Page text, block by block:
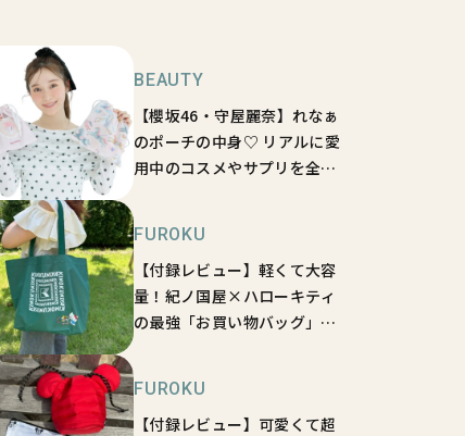
BEAUTY
【櫻坂46・守屋麗奈】れなぁ
のポーチの中身♡ リアルに愛
用中のコスメやサプリを全部
FUROKU
【付録レビュー】軽くて大容
量！紀ノ国屋×ハローキティ
の最強「お買い物バッグ」は
FUROKU
【付録レビュー】可愛くて超